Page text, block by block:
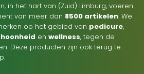
in het hart van (Zuid) Limburg, voeren
van meer dan 8500 artikelen. We
op het gebied van pedicure,
en wellness, tegen de
Deze producten zijn ook terug te